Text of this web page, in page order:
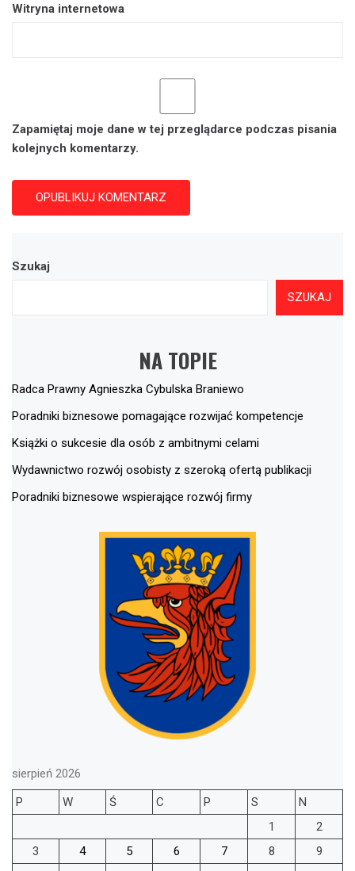
Witryna internetowa
Zapamiętaj moje dane w tej przeglądarce podczas pisania
kolejnych komentarzy.
Szukaj
SZUKAJ
NA TOPIE
Radca Prawny Agnieszka Cybulska Braniewo
Poradniki biznesowe pomagające rozwijać kompetencje
Książki o sukcesie dla osób z ambitnymi celami
Wydawnictwo rozwój osobisty z szeroką ofertą publikacji
Poradniki biznesowe wspierające rozwój firmy
sierpień 2026
P
W Ś C P S
N
1
2
3
4 5 6 7 8
9